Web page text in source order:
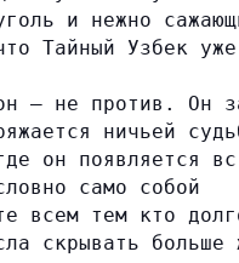
и нежно
Тайный Узбек
— не против. Он
ничьей
он появляется вс
само собой
всем тем кто
скрывать больше